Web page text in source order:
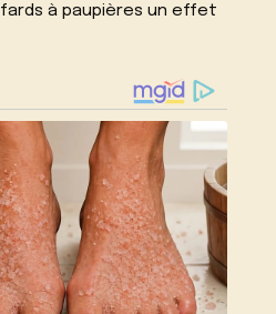
à paupières un effet